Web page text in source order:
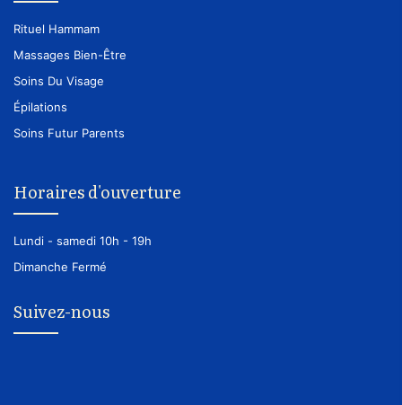
Rituel Hammam
Massages Bien-Être
Soins Du Visage
Épilations
Soins Futur Parents
Horaires d'ouverture
Lundi - samedi 10h - 19h
Dimanche Fermé
Suivez-nous